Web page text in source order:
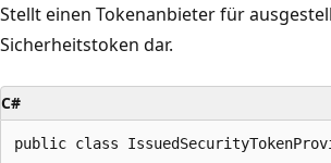
Stellt einen Tokenanbieter für
Sicherheitstoken dar.
C#
public class